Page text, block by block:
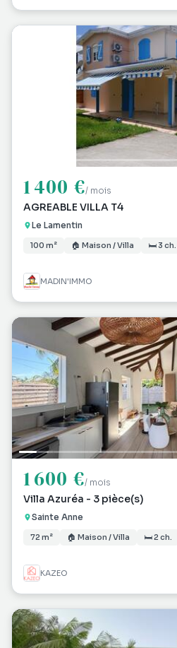
1 400 €/ mois
AGREABLE VILLA T4
Le Lamentin
100 m² 🏠 Maison / Villa 🛏 3 ch.
MADIN'IMMO
1 600 €/ mois
Villa Azuréa - 3 pièce(s)
Sainte Anne
72 m² 🏠 Maison / Villa 🛏 2 ch.
KAZEO